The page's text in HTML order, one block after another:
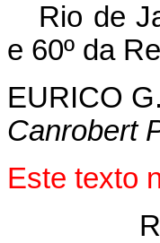
Rio de
e 60º da
EURICO
Canrobert
Este texto